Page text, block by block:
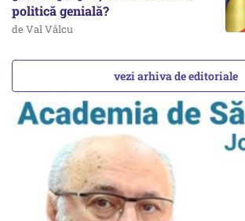
politică genială?
de Val Vâlcu
vezi arhiva de editoriale